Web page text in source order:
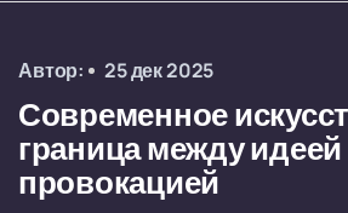
Автор: 25 дек 2025
Современное
граница между идеей
провокацией